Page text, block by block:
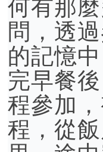
何有那
問，透
的記憶
完早餐
程參加
程，從